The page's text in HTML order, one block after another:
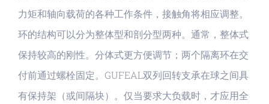
力矩和轴向载荷的各种工作条件，接触角将相应调整。
环的结构可以分为整体型和剖分型两种。通常，整体式
保持较高的刚性。分体式更方便调节；两个隔离环在交
付前通过螺栓固定。GUFEAL双列回转支承在球之间具
有保持架（或间隔块）。仅当要求大负载时，才应用全